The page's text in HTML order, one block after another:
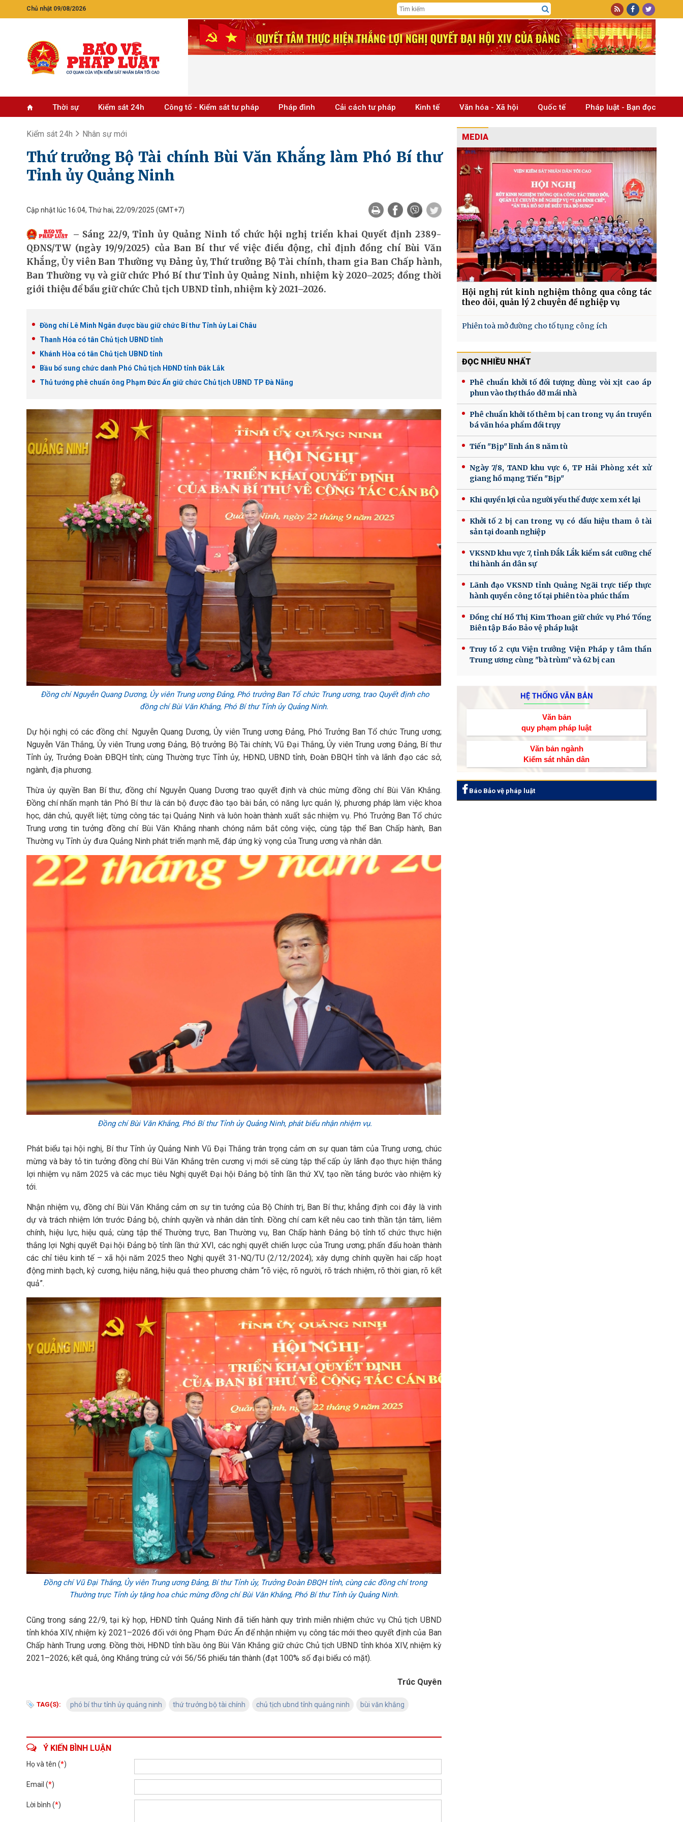
Chủ nhật 09/08/2026
Thời sự Kiểm sát 24h Công tố - Kiểm sát tư pháp Pháp đình Cải cách tư pháp Kinh tế Văn hóa - Xã hội Quốc tế Pháp luật - Bạn đọc
Kiểm sát 24h Nhân sự mới
Thứ trưởng Bộ Tài chính Bùi Văn Khắng làm Phó Bí thư
Tỉnh ủy Quảng Ninh
Cập nhật lúc 16:04, Thứ hai, 22/09/2025 (GMT+7)
Sáng 22/9, Tỉnh ủy Quảng Ninh tổ chức hội nghị triển khai Quyết định 2389-
QĐNS/TW (ngày 19/9/2025) của Ban Bí thư về việc điều động, chỉ định đồng chí Bùi Văn
Khắng, Ủy viên Ban Thường vụ Đảng ủy, Thứ trưởng Bộ Tài chính, tham gia Ban Chấp hành,
Ban Thường vụ và giữ chức Phó Bí thư Tỉnh ủy Quảng Ninh, nhiệm kỳ 2020–2025; đồng thời
giới thiệu để bầu giữ chức Chủ tịch UBND tỉnh, nhiệm kỳ 2021–2026.
Đồng chí Lê Minh Ngân được bầu giữ chức Bí thư Tỉnh ủy Lai Châu
Thanh Hóa có tân Chủ tịch UBND tỉnh
Khánh Hòa có tân Chủ tịch UBND tỉnh
Bầu bổ sung chức danh Phó Chủ tịch HĐND tỉnh Đắk Lắk
Thủ tướng phê chuẩn ông Phạm Đức Ấn giữ chức Chủ tịch UBND TP Đà Nẵng
Đồng chí Nguyễn Quang Dương, Ủy viên Trung ương Đảng, Phó trưởng Ban Tổ chức Trung ương, trao Quyết định cho
đồng chí Bùi Văn Khắng, Phó Bí thư Tỉnh ủy Quảng Ninh.
Dự hội nghị có các đồng chí: Nguyễn Quang Dương, Ủy viên Trung ương Đảng, Phó Trưởng Ban Tổ chức Trung ương;
Nguyễn Văn Thắng, Ủy viên Trung ương Đảng, Bộ trưởng Bộ Tài chính; Vũ Đại Thắng, Ủy viên Trung ương Đảng, Bí thư
Tỉnh ủy, Trưởng Đoàn ĐBQH tỉnh; cùng Thường trực Tỉnh ủy, HĐND, UBND tỉnh, Đoàn ĐBQH tỉnh và lãnh đạo các sở,
ngành, địa phương.
Thừa ủy quyền Ban Bí thư, đồng chí Nguyễn Quang Dương trao quyết định và chúc mừng đồng chí Bùi Văn Khắng.
Đồng chí nhấn mạnh tân Phó Bí thư là cán bộ được đào tạo bài bản, có năng lực quản lý, phương pháp làm việc khoa
học, dân chủ, quyết liệt; từng công tác tại Quảng Ninh và luôn hoàn thành xuất sắc nhiệm vụ. Phó Trưởng Ban Tổ chức
Trung ương tin tưởng đồng chí Bùi Văn Khắng nhanh chóng nắm bắt công việc, cùng tập thể Ban Chấp hành, Ban
Thường vụ Tỉnh ủy đưa Quảng Ninh phát triển mạnh mẽ, đáp ứng kỳ vọng của Trung ương và nhân dân.
Đồng chí Bùi Văn Khắng, Phó Bí thư Tỉnh ủy Quảng Ninh, phát biểu nhận nhiệm vụ.
Phát biểu tại hội nghị, Bí thư Tỉnh ủy Quảng Ninh Vũ Đại Thắng trân trọng cảm ơn sự quan tâm của Trung ương, chúc
mừng và bày tỏ tin tưởng đồng chí Bùi Văn Khắng trên cương vị mới sẽ cùng tập thể cấp ủy lãnh đạo thực hiện thắng
lợi nhiệm vụ năm 2025 và các mục tiêu Nghị quyết Đại hội Đảng bộ tỉnh lần thứ XV, tạo nền tảng bước vào nhiệm kỳ
tới.
Nhận nhiệm vụ, đồng chí Bùi Văn Khắng cảm ơn sự tin tưởng của Bộ Chính trị, Ban Bí thư; khẳng định coi đây là vinh
dự và trách nhiệm lớn trước Đảng bộ, chính quyền và nhân dân tỉnh. Đồng chí cam kết nêu cao tinh thần tận tâm, liêm
chính, hiệu lực, hiệu quả; cùng tập thể Thường trực, Ban Thường vụ, Ban Chấp hành Đảng bộ tỉnh tổ chức thực hiện
thắng lợi Nghị quyết Đại hội Đảng bộ tỉnh lần thứ XVI, các nghị quyết chiến lược của Trung ương; phấn đấu hoàn thành
các chỉ tiêu kinh tế – xã hội năm 2025 theo Nghị quyết 31-NQ/TU (2/12/2024); xây dựng chính quyền hai cấp hoạt
động minh bạch, kỷ cương, hiệu năng, hiệu quả theo phương châm “rõ việc, rõ người, rõ trách nhiệm, rõ thời gian, rõ kết
quả”.
Đồng chí Vũ Đại Thắng, Ủy viên Trung ương Đảng, Bí thư Tỉnh ủy, Trưởng Đoàn ĐBQH tỉnh, cùng các đồng chí trong
Thường trực Tỉnh ủy tặng hoa chúc mừng đồng chí Bùi Văn Khắng, Phó Bí thư Tỉnh ủy Quảng Ninh.
Cũng trong sáng 22/9, tại kỳ họp, HĐND tỉnh Quảng Ninh đã tiến hành quy trình miễn nhiệm chức vụ Chủ tịch UBND
tỉnh khóa XIV, nhiệm kỳ 2021–2026 đối với ông Phạm Đức Ấn để nhận nhiệm vụ công tác mới theo quyết định của Ban
Chấp hành Trung ương. Đồng thời, HĐND tỉnh bầu ông Bùi Văn Khắng giữ chức Chủ tịch UBND tỉnh khóa XIV, nhiệm kỳ
2021–2026; kết quả, ông Khắng trúng cử với 56/56 phiếu tán thành (đạt 100% số đại biểu có mặt).
Trúc Quyên
TAG(S): phó bí thư tỉnh ủy quảng ninh thứ trưởng bộ tài chính chủ tịch ubnd tỉnh quảng ninh bùi văn khắng
Ý KIẾN BÌNH LUẬN
Họ và tên (*)
Email (*)
Lời bình (*)
MEDIA
Hội nghị rút kinh nghiệm thông qua công tác
theo dõi, quản lý 2 chuyên đề nghiệp vụ
Phiên toà mở đường cho tố tụng công ích
ĐỌC NHIỀU NHẤT
Phê chuẩn khởi tố đối tượng dùng vòi xịt cao áp
phun vào thợ tháo dỡ mái nhà
Phê chuẩn khởi tố thêm bị can trong vụ án truyền
bá văn hóa phẩm đồi trụy
Tiến "Bịp" lĩnh án 8 năm tù
Ngày 7/8, TAND khu vực 6, TP Hải Phòng xét xử
giang hồ mạng Tiến "Bịp"
Khi quyền lợi của người yếu thế được xem xét lại
Khởi tố 2 bị can trong vụ có dấu hiệu tham ô tài
sản tại doanh nghiệp
VKSND khu vực 7, tỉnh Đắk Lắk kiểm sát cưỡng chế
thi hành án dân sự
Lãnh đạo VKSND tỉnh Quảng Ngãi trực tiếp thực
hành quyền công tố tại phiên tòa phúc thẩm
Đồng chí Hồ Thị Kim Thoan giữ chức vụ Phó Tổng
Biên tập Báo Bảo vệ pháp luật
Truy tố 2 cựu Viện trưởng Viện Pháp y tâm thần
Trung ương cùng "bà trùm” và 62 bị can
HỆ THỐNG VĂN BẢN
Văn bản
quy phạm pháp luật
Văn bản ngành
Kiểm sát nhân dân
Báo Bảo vệ pháp luật